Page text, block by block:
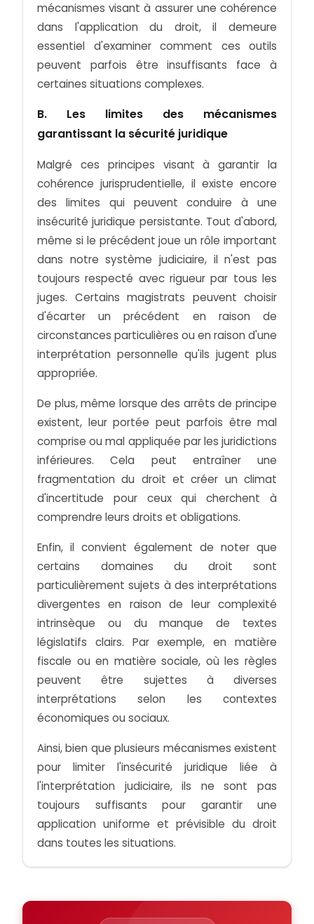
mécanismes visant à assurer une cohérence
dans l'application du droit, il demeure
essentiel d'examiner comment ces outils
peuvent parfois être insuffisants face à
certaines situations complexes.
B. Les limites des mécanismes
garantissant la sécurité juridique
Malgré ces principes visant à garantir la
cohérence jurisprudentielle, il existe encore
des limites qui peuvent conduire à une
insécurité juridique persistante. Tout d'abord,
même si le précédent joue un rôle important
dans notre système judiciaire, il n'est pas
toujours respecté avec rigueur par tous les
juges. Certains magistrats peuvent choisir
d'écarter un précédent en raison de
circonstances particulières ou en raison d'une
interprétation personnelle qu'ils jugent plus
appropriée.
De plus, même lorsque des arrêts de principe
existent, leur portée peut parfois être mal
comprise ou mal appliquée par les juridictions
inférieures. Cela peut entraîner une
fragmentation du droit et créer un climat
d'incertitude pour ceux qui cherchent à
comprendre leurs droits et obligations.
Enfin, il convient également de noter que
certains domaines du droit sont
particulièrement sujets à des interprétations
divergentes en raison de leur complexité
intrinsèque ou du manque de textes
législatifs clairs. Par exemple, en matière
fiscale ou en matière sociale, où les règles
peuvent être sujettes à diverses
interprétations selon les contextes
économiques ou sociaux.
Ainsi, bien que plusieurs mécanismes existent
pour limiter l'insécurité juridique liée à
l'interprétation judiciaire, ils ne sont pas
toujours suffisants pour garantir une
application uniforme et prévisible du droit
dans toutes les situations.